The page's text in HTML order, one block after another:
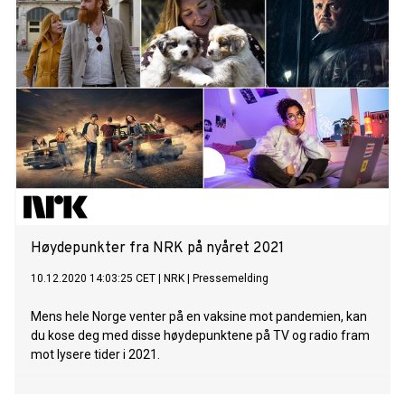
Høydepunkter fra NRK på nyåret 2021
10.12.2020 14:03:25 CET NRK Pressemelding
Mens hele Norge venter på en vaksine mot pandemien, kan
du kose deg med disse høydepunktene på TV og radio fram
mot lysere tider i 2021.